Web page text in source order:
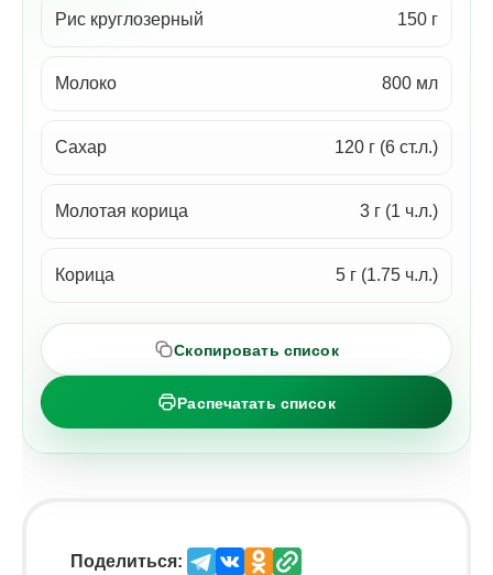
Рис круглозерный 150 г
Молоко 800 мл
Сахар 120 г (6 ст.л.)
Молотая корица 3 г (1 ч.л.)
Корица 5 г (1.75 ч.л.)
Скопировать список
Распечатать список
Поделиться: